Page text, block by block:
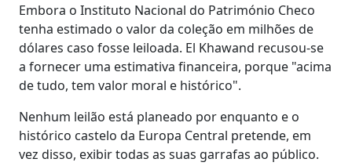
Embora o Instituto Nacional do Património Checo
tenha estimado o valor da coleção em milhões de
dólares caso fosse leiloada. El Khawand recusou-se
a fornecer uma estimativa financeira, porque "acima
de tudo, tem valor moral e histórico".
Nenhum leilão está planeado por enquanto e o
histórico castelo da Europa Central pretende, em
vez disso, exibir todas as suas garrafas ao público.